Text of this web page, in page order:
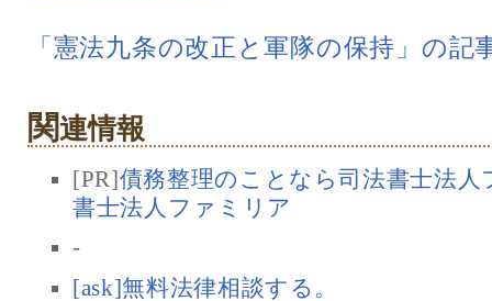
「憲法九条の改正と軍隊の保持」の記
関連情報
[PR]債務整理のことなら司法書士法
書士法人ファミリア
-
[ask]無料法律相談する。